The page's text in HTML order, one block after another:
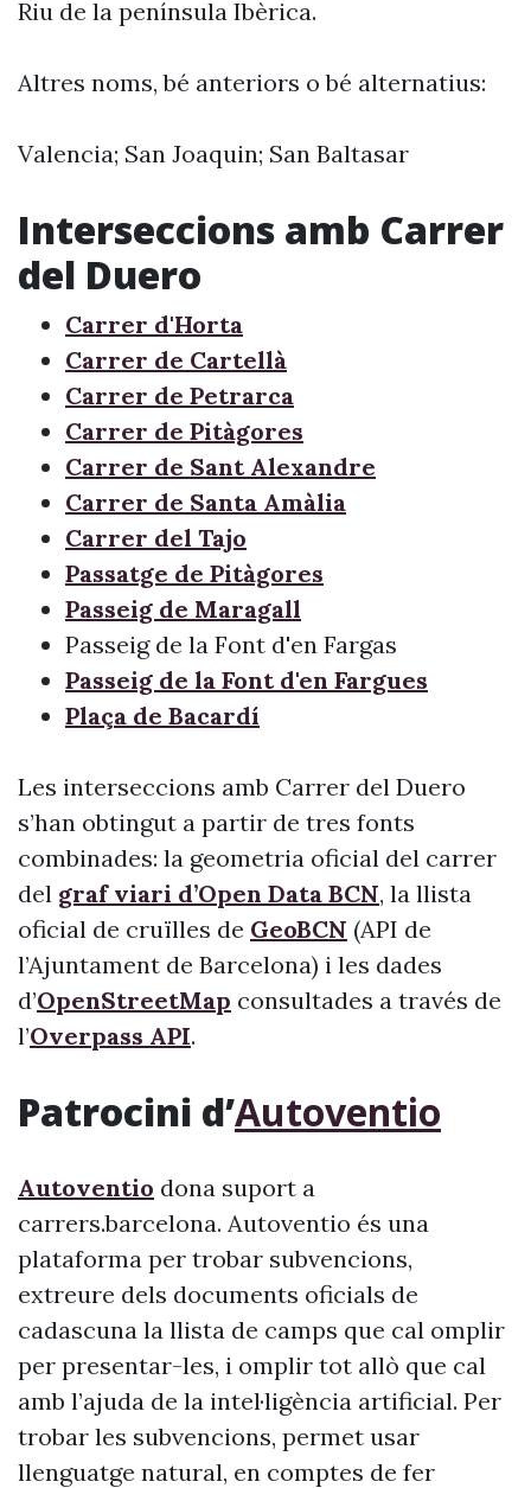
Riu de la península Ibèrica.
Altres noms, bé anteriors o bé alternatius:
Valencia; San Joaquin; San Baltasar
Interseccions amb Carrer
del Duero
Carrer d'Horta
Carrer de Cartellà
Carrer de Petrarca
Carrer de Pitàgores
Carrer de Sant Alexandre
Carrer de Santa Amàlia
Carrer del Tajo
Passatge de Pitàgores
Passeig de Maragall
Passeig de la Font d'en Fargas
Passeig de la Font d'en Fargues
Plaça de Bacardí
Les interseccions amb Carrer del Duero
s’han obtingut a partir de tres fonts
combinades: la geometria oficial del carrer
del graf viari d’Open Data BCN, la llista
oficial de cruïlles de GeoBCN (API de
l’Ajuntament de Barcelona) i les dades
d’OpenStreetMap consultades a través de
l’Overpass API.
Patrocini d’Autoventio
Autoventio dona suport a
carrers.barcelona. Autoventio és una
plataforma per trobar subvencions,
extreure dels documents oficials de
cadascuna la llista de camps que cal omplir
per presentar-les, i omplir tot allò que cal
amb l’ajuda de la intel·ligència artificial. Per
trobar les subvencions, permet usar
llenguatge natural, en comptes de fer